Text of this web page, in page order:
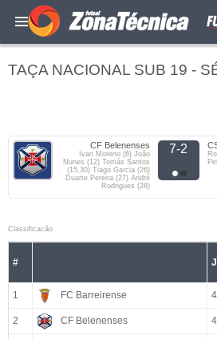
TAÇA NACIONAL SUB 19 -
CF Belenenses
Ivan Moreno (6) João
Nunes (12) Tomás Santos
(15,30) Tiago Garcia (26)
Duarte Pereira (27) André
Rodrigues (28)
7-2
Classificacão
# J
1 FC Barreirense 4
2 CF Belenenses 4